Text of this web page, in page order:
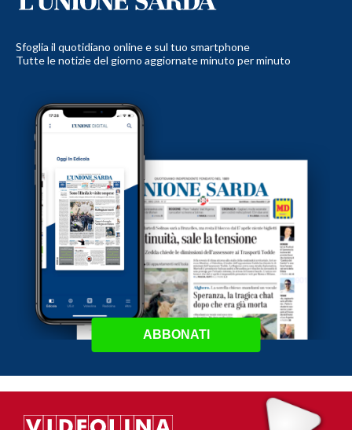
Sfoglia il quotidiano online e sul tuo smartphone
Tutte le notizie del giorno aggiornate minuto per minuto
ABBONATI